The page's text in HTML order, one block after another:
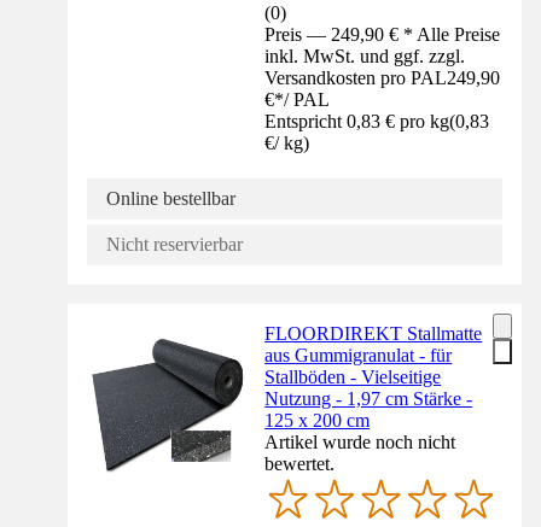
(0)
Preis — 249,90 € * Alle Preise
inkl. MwSt. und ggf. zzgl.
Versandkosten pro PAL249,90
€*/ PAL
Entspricht 0,83 € pro kg(0,83
€/ kg)
Online bestellbar
Nicht reservierbar
FLOORDIREKT Stallmatte
aus Gummigranulat - für
Stallböden - Vielseitige
Nutzung - 1,97 cm Stärke -
125 x 200 cm
Artikel wurde noch nicht
bewertet.